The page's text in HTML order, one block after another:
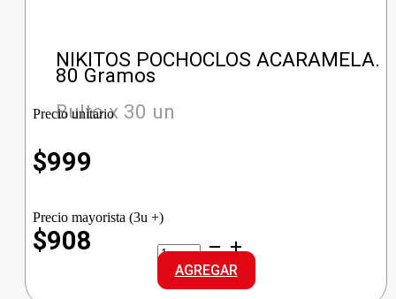
NIKITOS POCHOCLOS ACARAMELA.
80 Gramos
Bulto x 30 un
Precio unitario
$999
Precio mayorista (3u +)
$908
NIKITOS
POCHOCLOS
ACARAMELA.
cantidad
AGREGAR